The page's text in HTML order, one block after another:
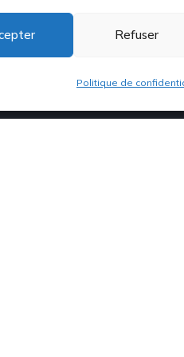
Refuser
Politique de